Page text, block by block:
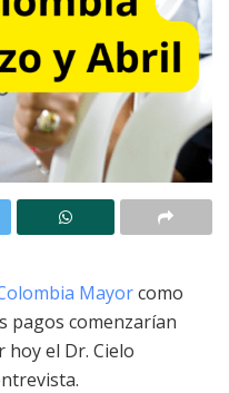
Mayorcomo
pagos comenzarían
hoy el Dr. Cielo